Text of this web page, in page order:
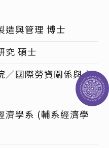
造與管理 博士
究 碩士
／國際勞資關係與人
濟學系 (輔系經濟學